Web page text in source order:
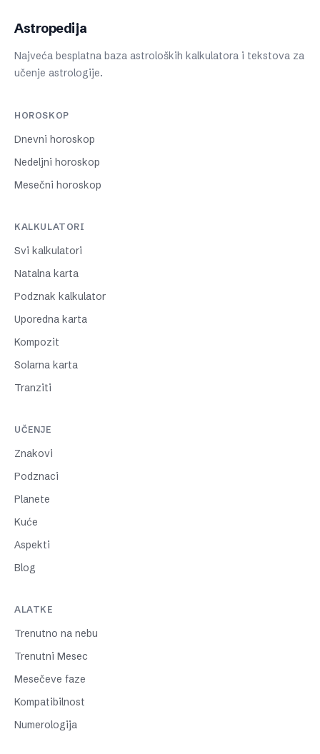
Astropedija
Najveća besplatna baza astroloških kalkulatora i tekstova za
učenje astrologije.
HOROSKOP
Dnevni horoskop
Nedeljni horoskop
Mesečni horoskop
KALKULATORI
Svi kalkulatori
Natalna karta
Podznak kalkulator
Uporedna karta
Kompozit
Solarna karta
Tranziti
UČENJE
Znakovi
Podznaci
Planete
Kuće
Aspekti
Blog
ALATKE
Trenutno na nebu
Trenutni Mesec
Mesečeve faze
Kompatibilnost
Numerologija